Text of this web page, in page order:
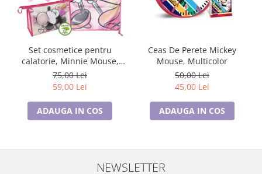
Set cosmetice pentru
calatorie, Minnie Mouse,
Disney
75,00 Lei
59,00 Lei
ADAUGA IN COS
Ceas De Perete Mickey
Mouse, Multicolor
50,00 Lei
45,00 Lei
ADAUGA IN COS
NEWSLETTER